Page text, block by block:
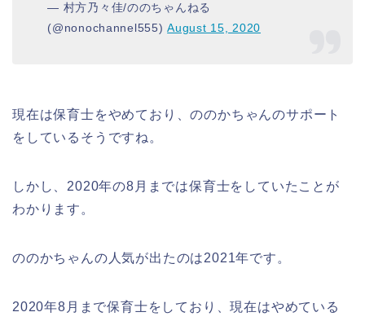
— 村方乃々佳/ののちゃんねる
(@nonochannel555)August 15, 2020
現在は保育士をやめており、ののかちゃんのサポート
をしているそうですね。
しかし、2020年の8月までは保育士をしていたことが
わかります。
ののかちゃんの人気が出たのは2021年です。
2020年8月まで保育士をしており、現在はやめている